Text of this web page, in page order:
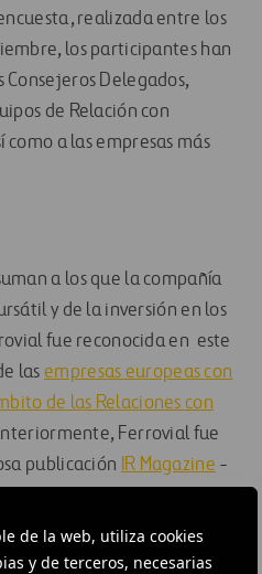
de la web, utiliza cookies
y de terceros, necesarias
realizada entre los
los participantes han
Delegados,
de Relación con
como a las empresas más
a los que la compañía
y de la inversión en los
fue reconocida en este
lasempresas europeas con
de las Relaciones con
Ferrovial fue
publicación IR Magazine -
el sector de la
a nivel europeo.